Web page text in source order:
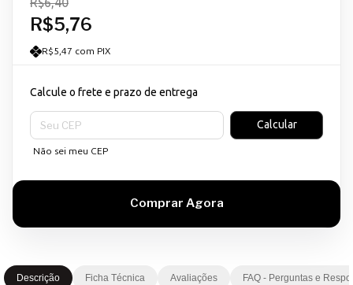
R$5,76
R$5,47 com PIX
Calcule o frete e prazo de entrega
Entregas para o CEP:
Calcular
Não sei meu CEP
Descrição Ficha Técnica Avaliações FAQ - Perguntas e